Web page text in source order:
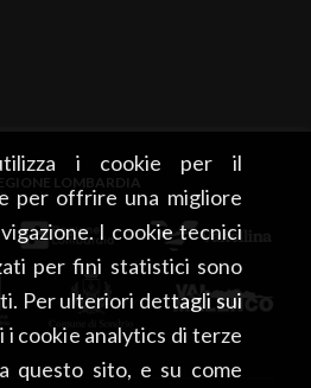
i cookie per il
per offrire una migliore
I cookie tecnici
per fini statistici sono
Per ulteriori dettagli sui
i cookie analytics di terze
questo sito, e su come
LOMBARDIA